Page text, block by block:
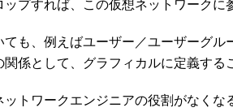
ップすれば、この仮想ネットワークに
も、例えばユーザー／ユーザーグル
関係として、グラフィカルに定義する
トワークエンジニアの役割がなくな